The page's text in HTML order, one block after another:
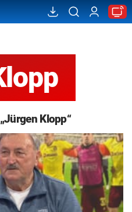
„Jürgen Klopp“